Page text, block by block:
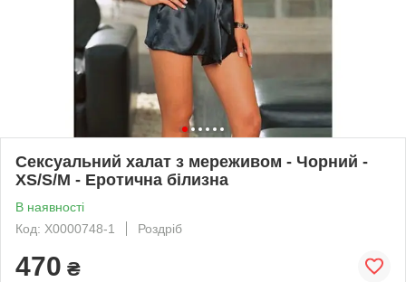
Сексуальний халат з мереживом - Чорний -
XS/S/M - Еротична білизна
В наявності
Код: X0000748-1
Роздріб
470 ₴